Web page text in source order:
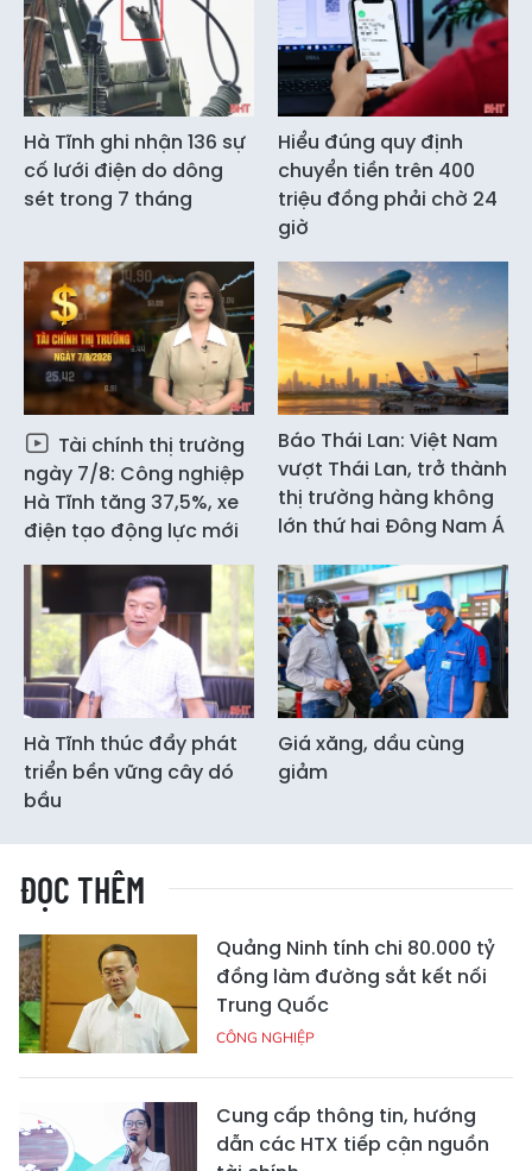
Hà Tĩnh ghi nhận 136 sự
cố lưới điện do dông
sét trong 7 tháng
Hiểu đúng quy định
chuyển tiền trên 400
triệu đồng phải chờ 24
giờ
Tài chính thị trường
ngày 7/8: Công nghiệp
Hà Tĩnh tăng 37,5%, xe
điện tạo động lực mới
Báo Thái Lan: Việt Nam
vượt Thái Lan, trở thành
thị trường hàng không
lớn thứ hai Đông Nam Á
Hà Tĩnh thúc đẩy phát
triển bền vững cây dó
bầu
Giá xăng, dầu cùng
giảm
ĐỌC THÊM
Quảng Ninh tính chi 80.000 tỷ
đồng làm đường sắt kết nối
Trung Quốc
CÔNG NGHIỆP
Cung cấp thông tin, hướng
dẫn các HTX tiếp cận nguồn